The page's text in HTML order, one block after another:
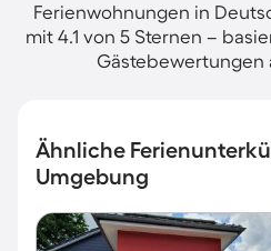
Ferienwohnungen in
mit 4.1 von 5 Sternen –
Gästebewertungen
Ähnliche
Umgebung